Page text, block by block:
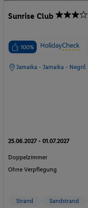
Sunrise Club
100%
Jamaika - Jamaika - Negril
25.06.2027 - 01.07.2027
Doppelzimmer
Ohne Verpflegung
Strand Sandstrand